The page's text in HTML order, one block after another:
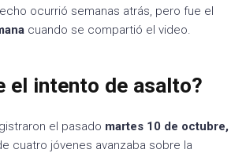
ocurrió semanas atrás, pero fue el
cuando se compartió el video.
el intento de asalto?
el pasado martes 10 de octubre,
cuatro jóvenes avanzaba sobre la